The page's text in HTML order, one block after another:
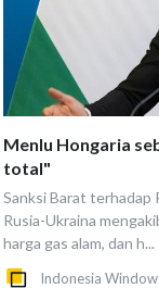
Menlu Hongaria
total"
Sanksi Barat terhadap
Rusia-Ukraina
harga gas alam, dan h...
Indonesia Window